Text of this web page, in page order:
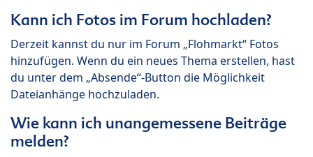
Kann ich Fotos im Forum hochladen?
Derzeit kannst du nur im Forum „Flohmarkt“ Fotos
hinzufügen. Wenn du ein neues Thema erstellen, hast
du unter dem „Absende“-Button die Möglichkeit
Dateianhänge hochzuladen.
Wie kann ich unangemessene Beiträge
melden?